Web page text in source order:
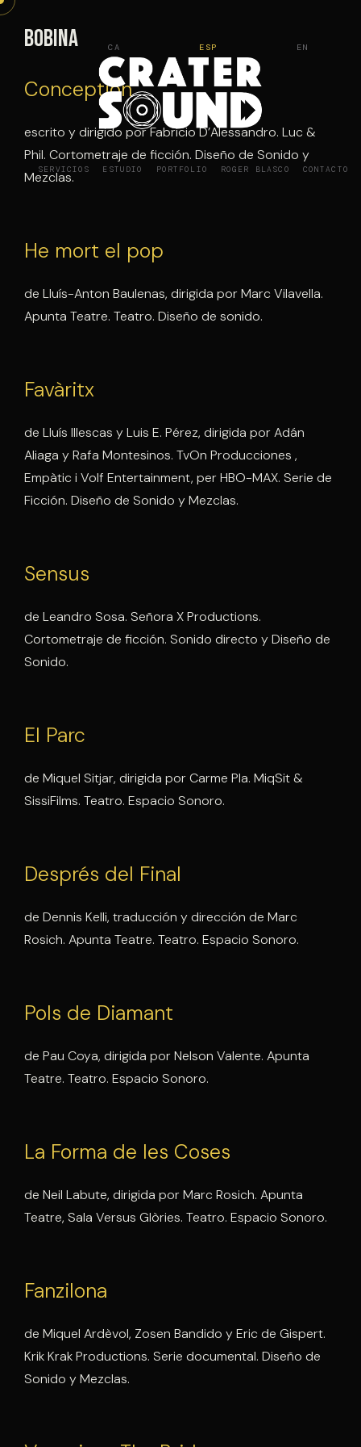
Saltar
SERVICIOS ESTUDIO PORTFOLIO ROGER BLASCO CONTACTO
CA ESP EN
Bobina
Conception
escrito y dirigido por Fabricio D’Alessandro. Luc &
Phil. Cortometraje de ficción. Diseño de Sonido y
Mezclas.
He mort el pop
de Lluís-Anton Baulenas, dirigida por Marc Vilavella.
Apunta Teatre. Teatro. Diseño de sonido.
Favàritx
de Lluís Illescas y Luis E. Pérez, dirigida por Adán
Aliaga y Rafa Montesinos. TvOn Producciones ,
Empàtic i Volf Entertainment, per HBO-MAX. Serie de
Ficción. Diseño de Sonido y Mezclas.
Sensus
de Leandro Sosa. Señora X Productions.
Cortometraje de ficción. Sonido directo y Diseño de
Sonido.
El Parc
de Miquel Sitjar, dirigida por Carme Pla. MiqSit &
SissiFilms. Teatro. Espacio Sonoro.
Després del Final
de Dennis Kelli, traducción y dirección de Marc
Rosich. Apunta Teatre. Teatro. Espacio Sonoro.
Pols de Diamant
de Pau Coya, dirigida por Nelson Valente. Apunta
Teatre. Teatro. Espacio Sonoro.
La Forma de les Coses
de Neil Labute, dirigida por Marc Rosich. Apunta
Teatre, Sala Versus Glòries. Teatro. Espacio Sonoro.
Fanzilona
de Miquel Ardèvol, Zosen Bandido y Eric de Gispert.
Krik Krak Productions. Serie documental. Diseño de
Sonido y Mezclas.